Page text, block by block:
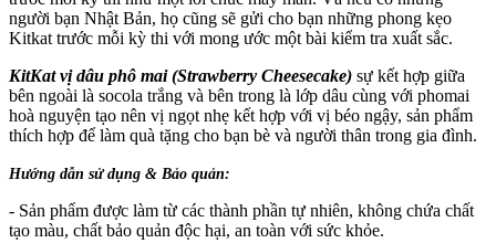
người bạn Nhật Bản, họ cũng sẽ gửi cho bạn những phong kẹo
Kitkat trước mỗi kỳ thi với mong ước một bài kiểm tra xuất sắc.
KitKat vị dâu phô mai (Strawberry Cheesecake) sự kết hợp giữa
bên ngoài là socola trắng và bên trong là lớp dâu cùng với phomai
hoà nguyện tạo nên vị ngọt nhẹ kết hợp với vị béo ngậy, sản phẩm
thích hợp để làm quà tặng cho bạn bè và người thân trong gia đình.
Hướng dẫn sử dụng & Bảo quản:
- Sản phẩm được làm từ các thành phần tự nhiên, không chứa chất
tạo màu, chất bảo quản độc hại, an toàn với sức khỏe.